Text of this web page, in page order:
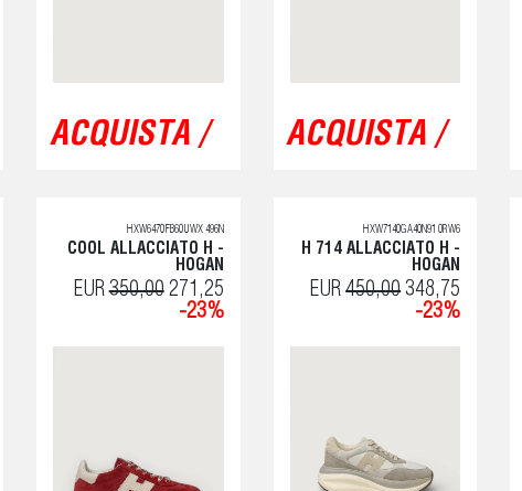
ACQUISTA / ACQUISTA /
HXW6470FB60UWX 496N
COOL ALLACCIATO H -
HOGAN
EUR350,00271,25
-23%
HXW7140GA40N91 0RW6
H 714 ALLACCIATO H -
HOGAN
EUR450,00348,75
-23%